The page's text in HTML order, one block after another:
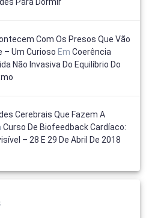
Com Os Presos Que Vão
– Um Curioso Em Coerência
Não Invasiva Do Equilíbrio Do
Cerebrais Que Fazem A
Curso De Biofeedback Cardíaco:
– 28 E 29 De Abril De 2018